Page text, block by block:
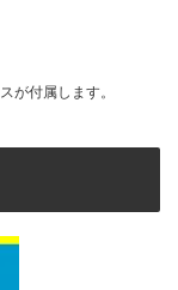
が付属します。